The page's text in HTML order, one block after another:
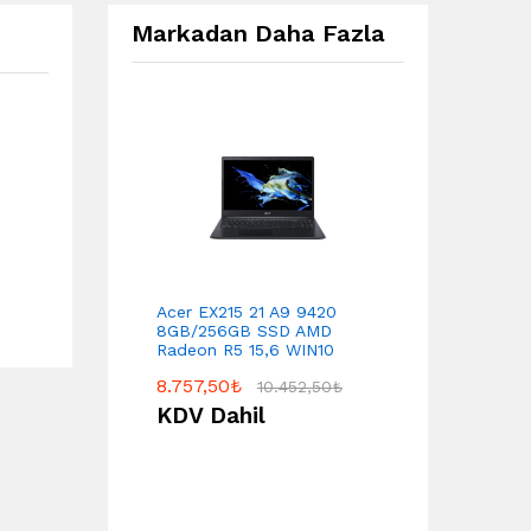
Markadan Daha Fazla
Acer EX215 21 A9 9420
8GB/256GB SSD AMD
Radeon R5 15,6 WIN10
8.757,50₺ 10.452,50₺
KDV Dahil